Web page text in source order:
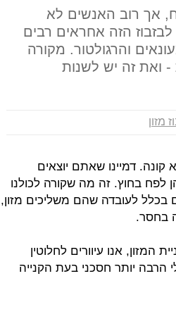
אך רוב האנשים לא
הזה אחראים רבים
והרגולטור. מקורה
- ואת זה יש לשנות
מזון
דמיינו שאתם יוצאים
בחוץ. זה מה שקורה לכולנו
בכלל לעובדה שהם משליכים מזון,
בחסר.
אנו עיוורים לחלוטין
יותר חסכני בעת הקנייה